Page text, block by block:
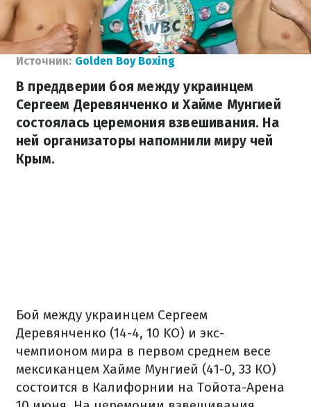
Источник: Golden Boy Boxing
В преддверии боя между украинцем
Сергеем Деревянченко и Хайме Мунгией
состоялась церемония взвешивания. На
ней организаторы напомнили миру чей
Крым.
Бой между украинцем Сергеем
Деревянченко (14-4, 10 KO) и экс-
чемпионом мира в первом среднем весе
мексиканцем Хайме Мунгией (41-0, 33 КО)
состоится в Калифорнии на Тойота-Арена